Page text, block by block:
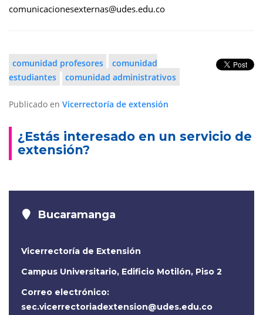
comunicacionesexternas@udes.edu.co
comunidad profesores
comunidad
estudiantes
comunidad administrativos
Publicado en Vicerrectoría de extensión
¿Estás interesado en un servicio de
extensión?
Bucaramanga
Vicerrectoría de Extensión
Campus Universitario, Edificio Motilón, Piso 2
Correo electrónico:
sec.vicerrectoriadextension@udes.edu.co